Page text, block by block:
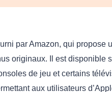
par Amazon, qui propose
originaux. Il est disponible
de jeu et certains
aux utilisateurs